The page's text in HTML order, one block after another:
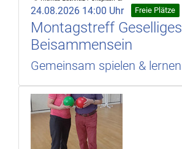
24.08.2026 14:00 Uhr Freie Plätze
Montagstreff Geselliges
Beisammensein
Gemeinsam spielen & lernen